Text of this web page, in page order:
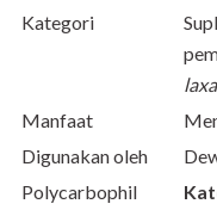
Kategori
Manfaat
Digunakan oleh
Polycarbophil